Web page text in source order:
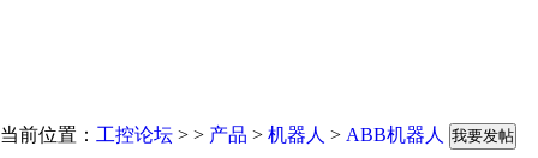
当前位置： 工控论坛 > > 产品 > 机器人 > ABB机器人 我要发帖